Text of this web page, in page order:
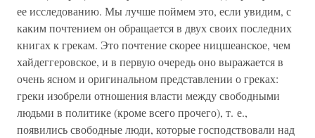
ее исследованию. Мы лучше поймем это, если увидим, с
каким почтением он обращается в двух своих последних
книгах к грекам. Это почтение скорее ницшеанское, чем
хайдеггеровское, и в первую очередь оно выражается в
очень ясном и оригинальном представлении о греках:
греки изобрели отношения власти между свободными
людьми в политике (кроме всего прочего), т. е.,
появились свободные люди, которые господствовали над